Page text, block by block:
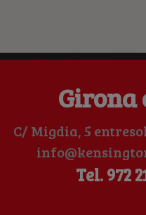
C/ Migdia, 5
Tel. 972